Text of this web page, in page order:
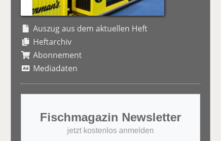
Auszug aus dem aktuellen Heft
Heftarchiv
Abonnement
Mediadaten
Fischmagazin Newsletter
jetzt kostenlos anmelden